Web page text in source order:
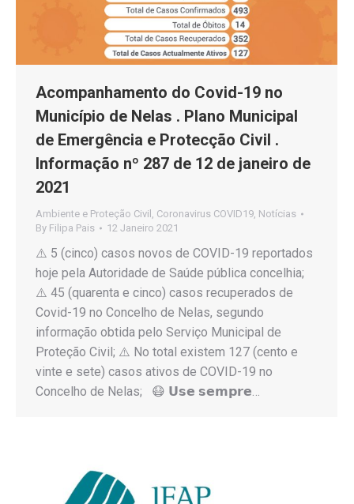
Acompanhamento do Covid-19 no
Município de Nelas . Plano Municipal
de Emergência e Protecção Civil .
Informação nº 287 de 12 de janeiro de
2021
Ambiente e Proteção Civil , Coronavirus COVID19, Notícias
By Filipa Pais 12 Janeiro 2021
⚠️ 5 (cinco) casos novos de COVID-19 reportados
hoje pela Autoridade de Saúde pública concelhia;
⚠️ 45 (quarenta e cinco) casos recuperados de
Covid-19 no Concelho de Nelas, segundo
informação obtida pelo Serviço Municipal de
Proteção Civil; ⚠️ No total existem 127 (cento e
vinte e sete) casos ativos de COVID-19 no
Concelho de Nelas; 😷 𝗨𝘀𝗲 𝘀𝗲𝗺𝗽𝗿𝗲…